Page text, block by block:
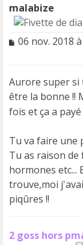
malabize
M
a
g
e
n
l
u
06 nov. 2018
Aurore super si
être la bonne !!
fois et ça a payé
Tu va faire une
Tu as raison de
hormones etc...
trouve,moi
piqûres !!
2 goss hors